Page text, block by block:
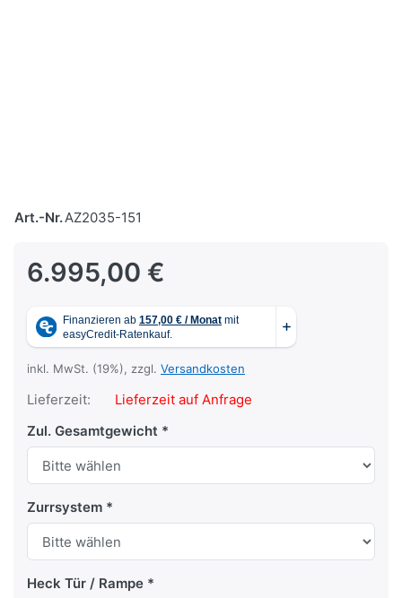
Art.-Nr.AZ2035-151
6.995,00 €
inkl. MwSt. (19%), zzgl. Versandkosten
Lieferzeit:
Lieferzeit auf Anfrage
Zul. Gesamtgewicht
Zurrsystem
Heck Tür / Rampe